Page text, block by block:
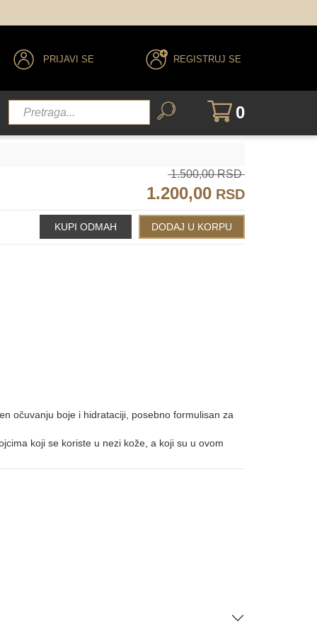
PRIJAVI SE REGISTRUJ SE
0
1.500,00 RSD
1.200,00 RSD
očuvanju boje i hidrataciji, posebno formulisan za
koji se koriste u nezi kože, a koji su u ovom